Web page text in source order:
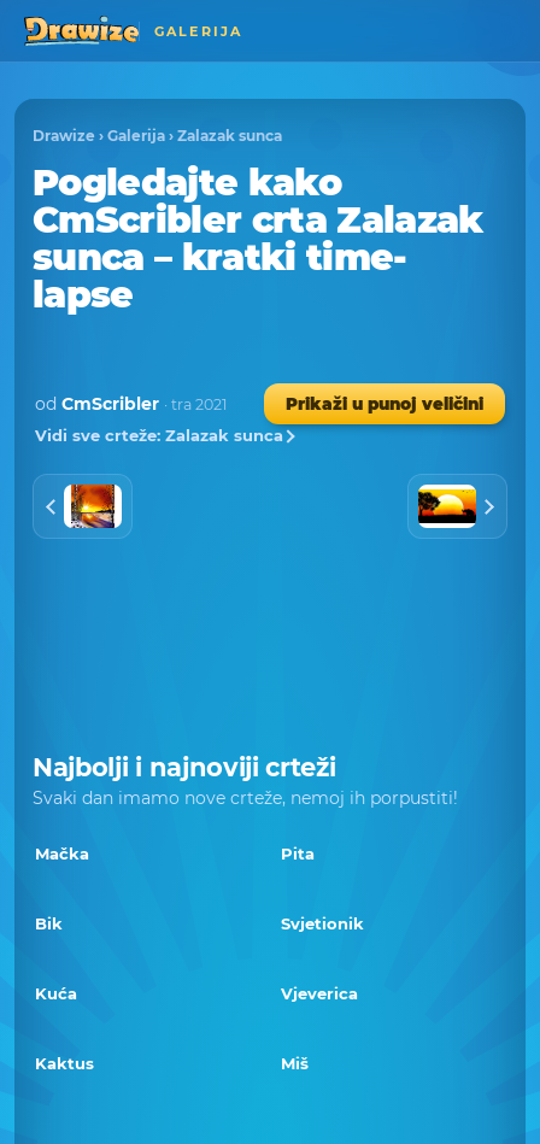
GALERIJA
Drawize › Galerija › Zalazak sunca
Pogledajte kako
CmScribler crta Zalazak
sunca – kratki time-
lapse
od CmScribler · tra 2021
Prikaži u punoj veličini
Vidi sve crteže: Zalazak sunca
Najbolji i najnoviji crteži
Svaki dan imamo nove crteže, nemoj ih porpustiti!
Mačka Pita
Bik Svjetionik
Kuća Vjeverica
Kaktus Miš